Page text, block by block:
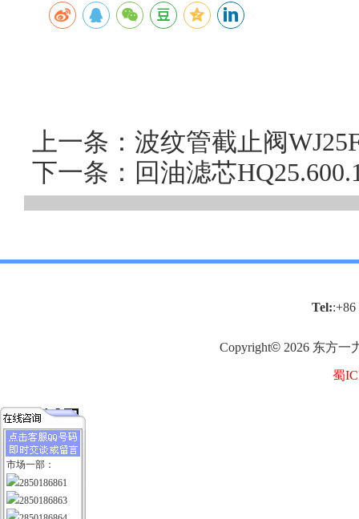
上一条：波纹管截止阀
下一条：回油滤芯
Tel::+86
Copyright© 2026 东方一
蜀
市场一部：
2850186861
2850186863